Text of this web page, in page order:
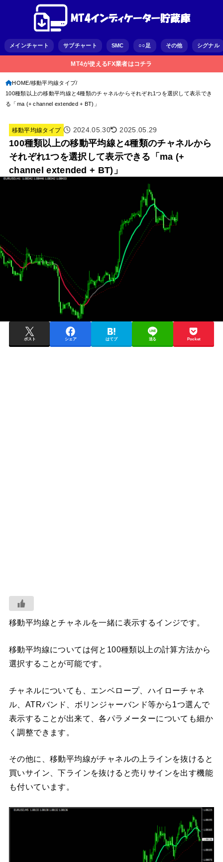
メインチャート サブチャート SMC ○○足 その他 シグナル
MT4が使えるFX業者はコチラ
HOME 移動平均線タイプ
100種類以上の移動平均線と4種類のチャネルからそれぞれ1つを選択して表示でき
る「ma (+ channel extended + BT)」
移動平均線タイプ 2024.05.30 2025.05.29
100種類以上の移動平均線と4種類のチャネルから
それぞれ1つを選択して表示できる「ma (+
channel extended + BT)」
ポスト シェア はてブ 送る Pocket
移動平均線とチャネルを一緒に表示するインジです。
移動平均線については何と100種類以上の計算方法から
選択することが可能です。
チャネルについても、エンベロープ、ハイローチャネ
ル、ATRバンド、ボリンジャーバンド等から1つ選んで
表示することが出来て、各パラメーターについても細か
く調整できます。
その他に、移動平均線がチャネルの上ラインを抜けると
買いサイン、下ラインを抜けると売りサインを出す機能
も付いています。